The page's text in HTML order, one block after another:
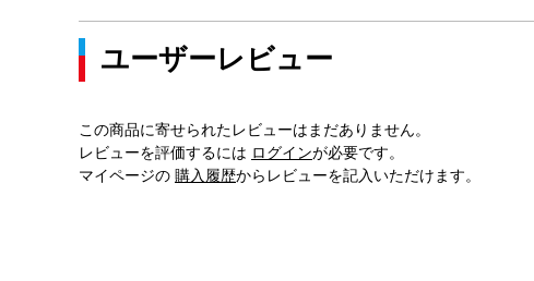
ユーザーレビュー
この商品に寄せられたレビューはまだありません。
レビューを評価するには ログインが必要です。
マイページの 購入履歴からレビューを記入いただけます。